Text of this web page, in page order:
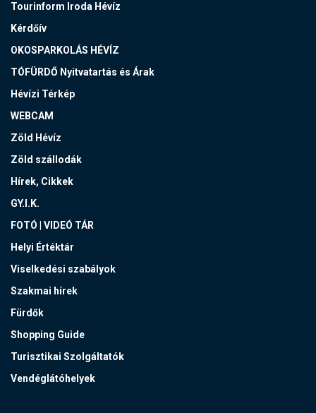
Tourinform Iroda Hévíz
Kérdőív
OKOSPARKOLÁS HÉVÍZ
TÓFÜRDŐ Nyitvatartás és Árak
Hévízi Térkép
WEBCAM
Zöld Hévíz
Zöld szállodák
Hírek, Cikkek
GY.I.K.
FOTÓ | VIDEÓ TÁR
Helyi Értéktár
Viselkedési szabályok
Szakmai hírek
Fürdők
Shopping Guide
Turisztikai Szolgáltatók
Vendéglátóhelyek